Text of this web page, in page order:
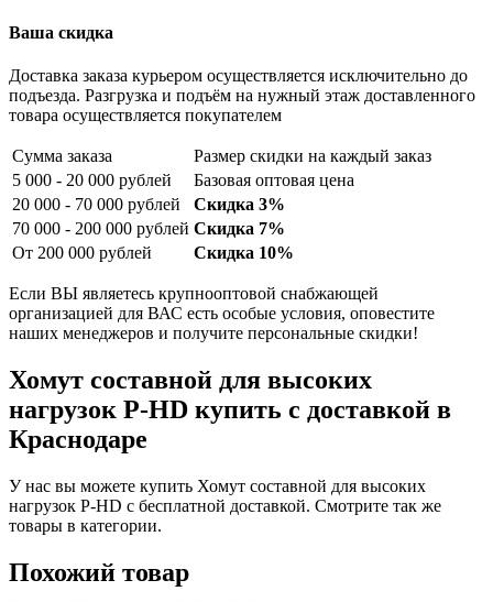
Ваша скидка
Доставка заказа курьером осуществляется исключительно до
подъезда. Разгрузка и подъём на нужный этаж доставленного
товара осуществляется покупателем
Сумма заказа
Размер скидки на каждый заказ
5 000 - 20 000 рублей
Базовая оптовая цена
20 000 - 70 000 рублей
Скидка 3%
70 000 - 200 000 рублей Скидка 7%
От 200 000 рублей
Скидка 10%
Если ВЫ являетесь крупнооптовой снабжающей
организацией для ВАС есть особые условия, оповестите
наших менеджеров и получите персональные скидки!
Хомут составной для высоких
нагрузок P-НD купить с доставкой в
Краснодаре
У нас вы можете купить Хомут составной для высоких
нагрузок P-НD с бесплатной доставкой. Смотрите так же
товары в категории.
Похожий товар